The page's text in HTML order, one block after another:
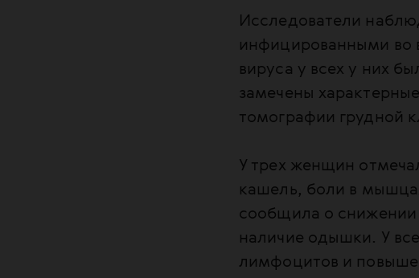
Исследователи
инфицированными во
вируса у всех у них
замечены
томографии грудной
У трех женщин
кашель, боли в
сообщила о снижении
наличие одышки. У
лимфоцитов и